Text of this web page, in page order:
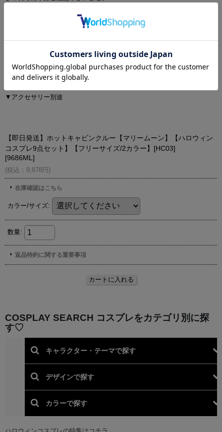
の個体差が生じ、画像と表情が異なることがございます。また柄が縫い
合わせ部分で必ずしも合っていないことがございます。
すのでお気を付け下さいませ。
▼配色デザインの商品は、色落ち・色移りしやすいため、 洗濯の際はク
リーニング店とご相談の上、目立たない部分で試してから行ってくださ
▼アクセサリー別途